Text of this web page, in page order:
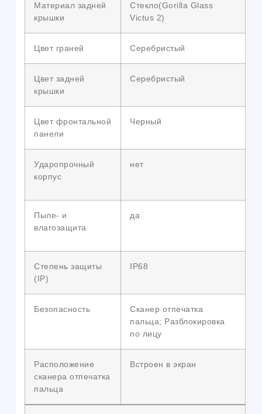
Материал задней
крышки
Стекло(Gorilla Glass
Victus 2)
Цвет граней Серебристый
Цвет задней
крышки
Серебристый
Цвет фронтальной
панели
Черный
Ударопрочный
корпус
нет
Пыле- и
влагозащита
да
Степень защиты
(IP)
IP68
Безопасность
Сканер отпечатка
пальца; Разблокировка
по лицу
Расположение
сканера отпечатка
пальца
Встроен в экран